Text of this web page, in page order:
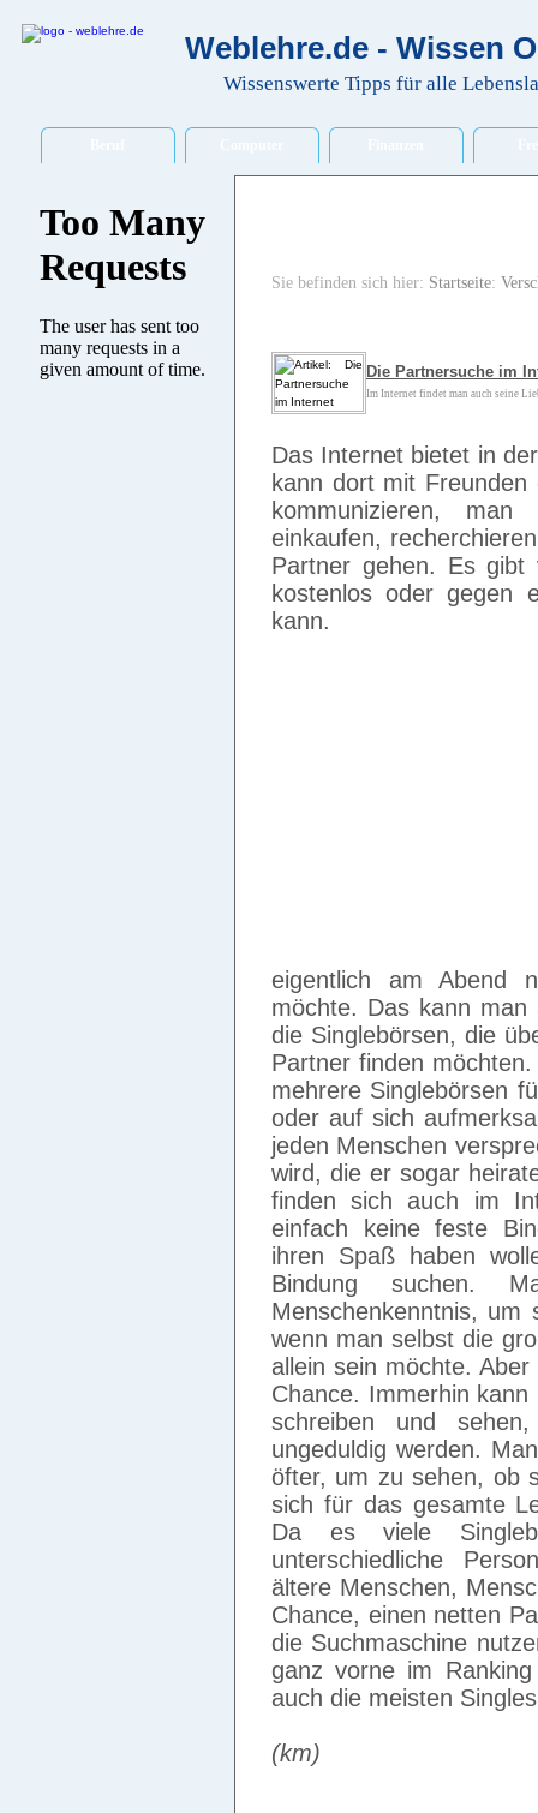
Weblehre.de - Wissen
Wissenswerte Tipps für alle
Sie befinden sich hier: Startseite:
Die Partnersuche im
Im Internet findet man auch seine
Das Internet bietet in
kann dort mit
kommunizieren,
einkaufen,
Partner gehen. Es gibt
kostenlos oder gegen
kann.
eigentlich am Abend
möchte. Das kann
die Singlebörsen, die
Partner finden
mehrere Singlebörsen
oder auf sich
jeden Menschen
wird, die er sogar
finden sich auch im
einfach keine feste
ihren Spaß haben
Bindung suchen.
Menschenkenntnis,
wenn man selbst die
allein sein möchte.
Chance. Immerhin
schreiben und
ungeduldig werden.
öfter, um zu sehen, ob
sich für das gesamte
Da es viele
unterschiedliche
ältere Menschen,
Chance, einen netten
die Suchmaschine
ganz vorne im
auch die meisten
(km)